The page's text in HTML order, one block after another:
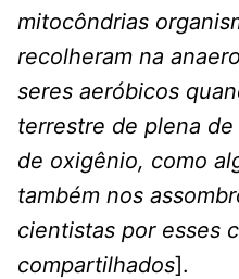
mitocôndrias
recolheram na
seres aeróbicos
terrestre de plena
de oxigênio, como
também nos
cientistas por esses
compartilhados].